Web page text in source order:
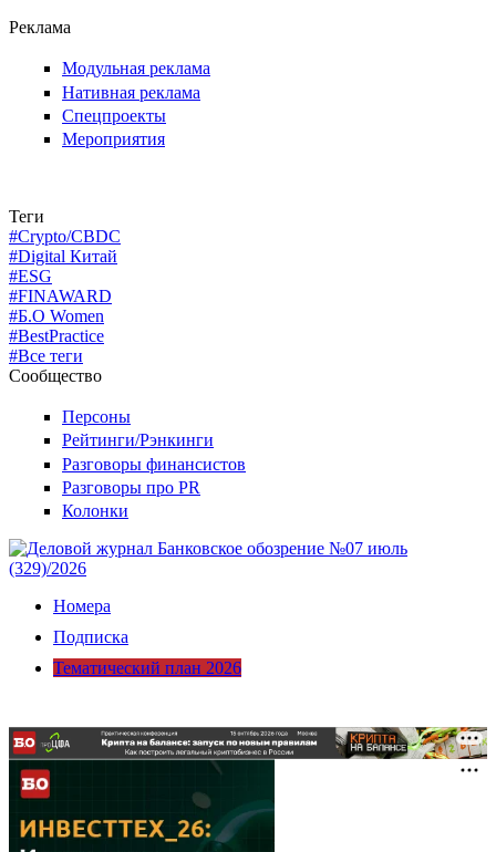
Реклама
Модульная реклама
Нативная реклама
Спецпроекты
Мероприятия
Теги
#Crypto/CBDC
#Digital Китай
#ESG
#FINAWARD
#Б.О Women
#BestPractice
#Все теги
Сообщество
Персоны
Рейтинги/Рэнкинги
Разговоры финансистов
Разговоры про PR
Колонки
Номера
Подписка
Тематический план 2026